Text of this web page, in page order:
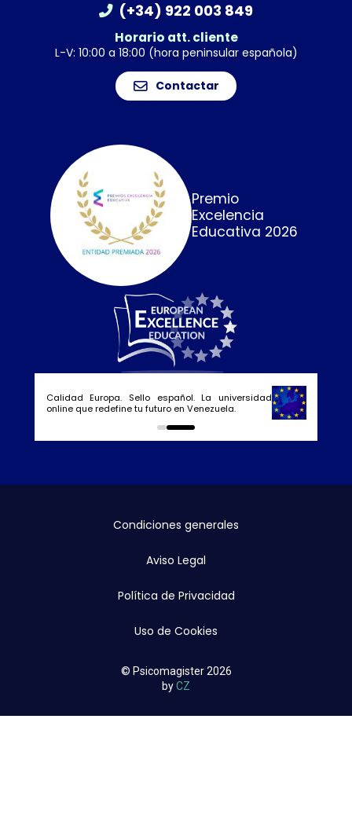
(+34) 922 003 849
Horario att. cliente
L-V: 10:00 a 18:00 (hora peninsular española)
Contactar
Premio
Excelencia
Educativa 2026
Calidad Europa. Sello español. La universidad
online que redefine tu futuro en Venezuela.
0 1
Condiciones generales
Aviso Legal
Política de Privacidad
Uso de Cookies
© Psicomagister 2026
byCZ